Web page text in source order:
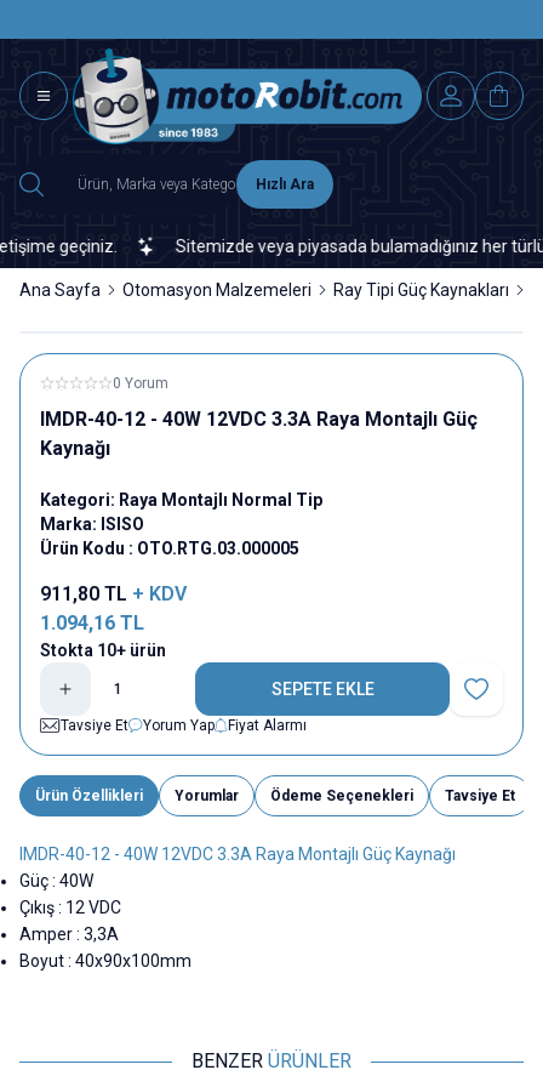
Hızlı Ara
geçiniz. Sitemizde veya piyasada bulamadığınız her türlü
Ana Sayfa Otomasyon Malzemeleri Ray Tipi Güç Kaynakları
0 Yorum
IMDR-40-12 - 40W 12VDC 3.3A Raya Montajlı Güç
Kaynağı
Kategori: Raya Montajlı Normal Tip
Marka: ISISO
Ürün Kodu : OTO.RTG.03.000005
911,80 TL + KDV
1.094,16 TL
Stokta 10+ ürün
SEPETE EKLE
Favoriye
Tavsiye Et
Yorum Yap Fiyat Alarmı
Ürün Özellikleri Yorumlar Ödeme Seçenekleri Tavsiye Et
IMDR-40-12 - 40W 12VDC 3.3A Raya Montajlı Güç Kaynağı
Güç : 40W
Çıkış : 12 VDC
Amper : 3,3A
Boyut : 40x90x100mm
BENZER ÜRÜNLER